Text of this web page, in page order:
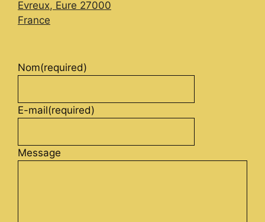
Evreux, Eure 27000
France
Nom(required)
E-mail(required)
Message